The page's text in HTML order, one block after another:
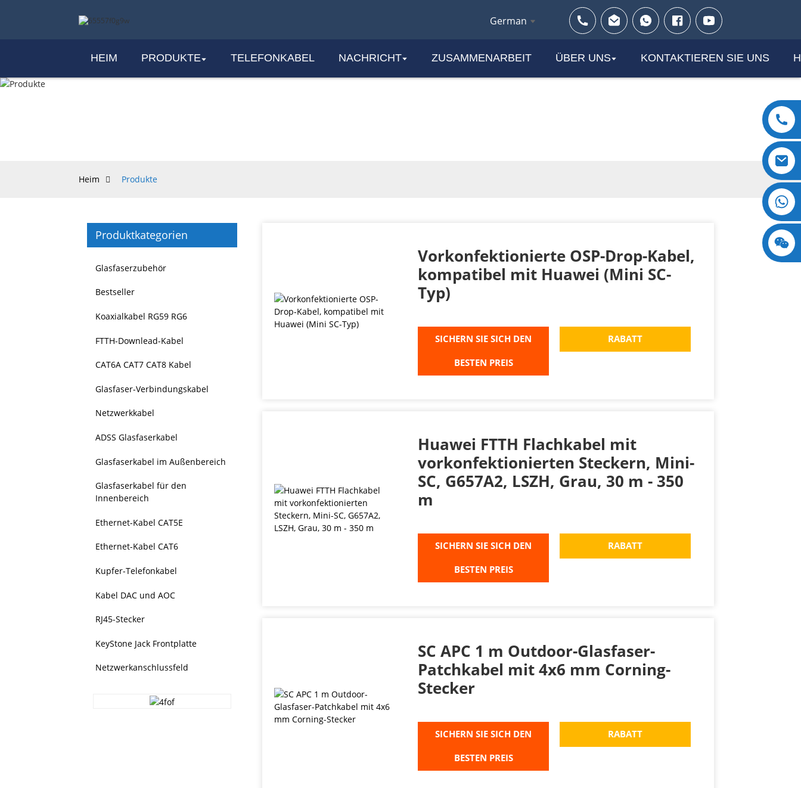
German
HEIM PRODUKTE TELEFONKABEL NACHRICHT ZUSAMMENARBEIT ÜBER UNS KONTAKTIEREN SIE UNS
Heim Produkte
Produktkategorien
Glasfaserzubehör
Bestseller
Koaxialkabel RG59 RG6
FTTH-Downlead-Kabel
CAT6A CAT7 CAT8 Kabel
Glasfaser-Verbindungskabel
Netzwerkkabel
ADSS Glasfaserkabel
Glasfaserkabel im Außenbereich
Glasfaserkabel für den
Innenbereich
Ethernet-Kabel CAT5E
Ethernet-Kabel CAT6
Kupfer-Telefonkabel
Kabel DAC und AOC
RJ45-Stecker
KeyStone Jack Frontplatte
Netzwerkanschlussfeld
Vorkonfektionierte OSP-Drop-Kabel,
kompatibel mit Huawei (Mini SC-
Typ)
SICHERN SIE SICH DEN
BESTEN PREIS
RABATT
Huawei FTTH Flachkabel mit
vorkonfektionierten Steckern, Mini-
SC, G657A2, LSZH, Grau, 30 m - 350
m
SICHERN SIE SICH DEN
BESTEN PREIS
RABATT
SC APC 1 m Outdoor-Glasfaser-
Patchkabel mit 4x6 mm Corning-
Stecker
SICHERN SIE SICH DEN
BESTEN PREIS
RABATT